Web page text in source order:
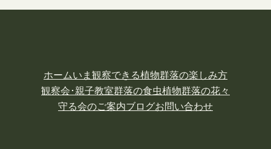
ホームいま観察できる植物群落の楽しみ方
観察会･親子教室群落の食虫植物群落の花々
守る会のご案内ブログお問い合わせ